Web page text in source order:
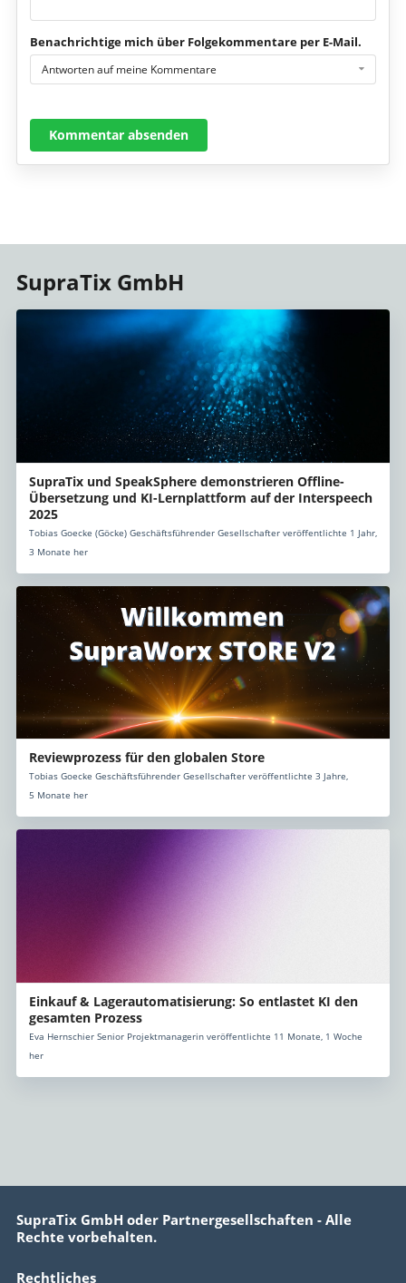
Benachrichtige mich über Folgekommentare per E-Mail.
Antworten auf meine Kommentare
Kommentar absenden
SupraTix GmbH
SupraTix und SpeakSphere demonstrieren Offline-
Übersetzung und KI-Lernplattform auf der Interspeech
2025
Tobias Goecke (Göcke) Geschäftsführender Gesellschafter veröffentlichte 1 Jahr,
3 Monate her
Reviewprozess für den globalen Store
Tobias Goecke Geschäftsführender Gesellschafter veröffentlichte 3 Jahre,
5 Monate her
Einkauf & Lagerautomatisierung: So entlastet KI den
gesamten Prozess
Eva Hernschier Senior Projektmanagerin veröffentlichte 11 Monate, 1 Woche
her
SupraTix GmbH oder Partnergesellschaften - Alle
Rechte vorbehalten.
Rechtliches